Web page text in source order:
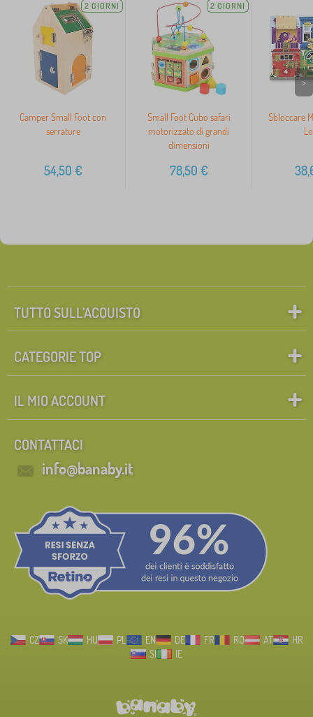
2 GIORNI
Camper Small Foot con
serrature
54,50 €
2 GIORNI
Small Foot Cubo safari
motorizzato di grandi
dimensioni
78,50 €
Sbloccare
>
TUTTO SULL’ACQUISTO
CATEGORIE TOP
IL MIO ACCOUNT
CONTATTACI
info@banaby.it
CZ SK HU PL EN DE FR RO AT
HR
SI
IE